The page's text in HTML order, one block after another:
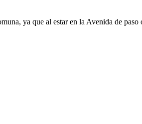
ya que al estar en la Avenida de